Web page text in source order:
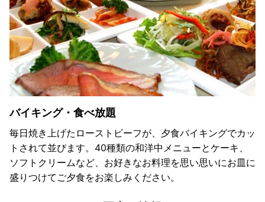
バイキング・食べ放題
毎日焼き上げたローストビーフが、夕食バイキングでカッ
トされて並びます。40種類の和洋中メニューとケーキ、
ソフトクリームなど、お好きなお料理を思い思いにお皿に
盛りつけてご夕食をお楽しみください。